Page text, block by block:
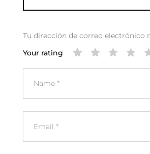
Tu dirección de correo electrónico
Your rating